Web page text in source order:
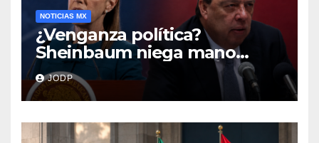
NOTICIAS MX
¿Venganza política?
Sheinbaum niega mano
negra en captura de Ángel
Aguirre
JODP